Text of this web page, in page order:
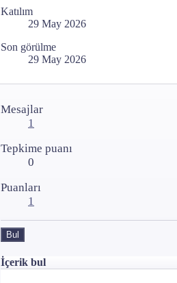
Katılım
29 May 2026
Son görülme
29 May 2026
Mesajlar
1
Tepkime puanı
0
Puanları
1
Bul
İçerik bul